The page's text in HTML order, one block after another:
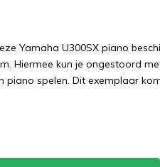
Yamaha U300SX piano
Hiermee kun je ongestoord
piano spelen. Dit exemplaar